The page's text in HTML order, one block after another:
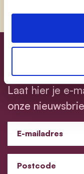
Blijf op
Laat hier je e-
onze
E-mailadres
Postcode